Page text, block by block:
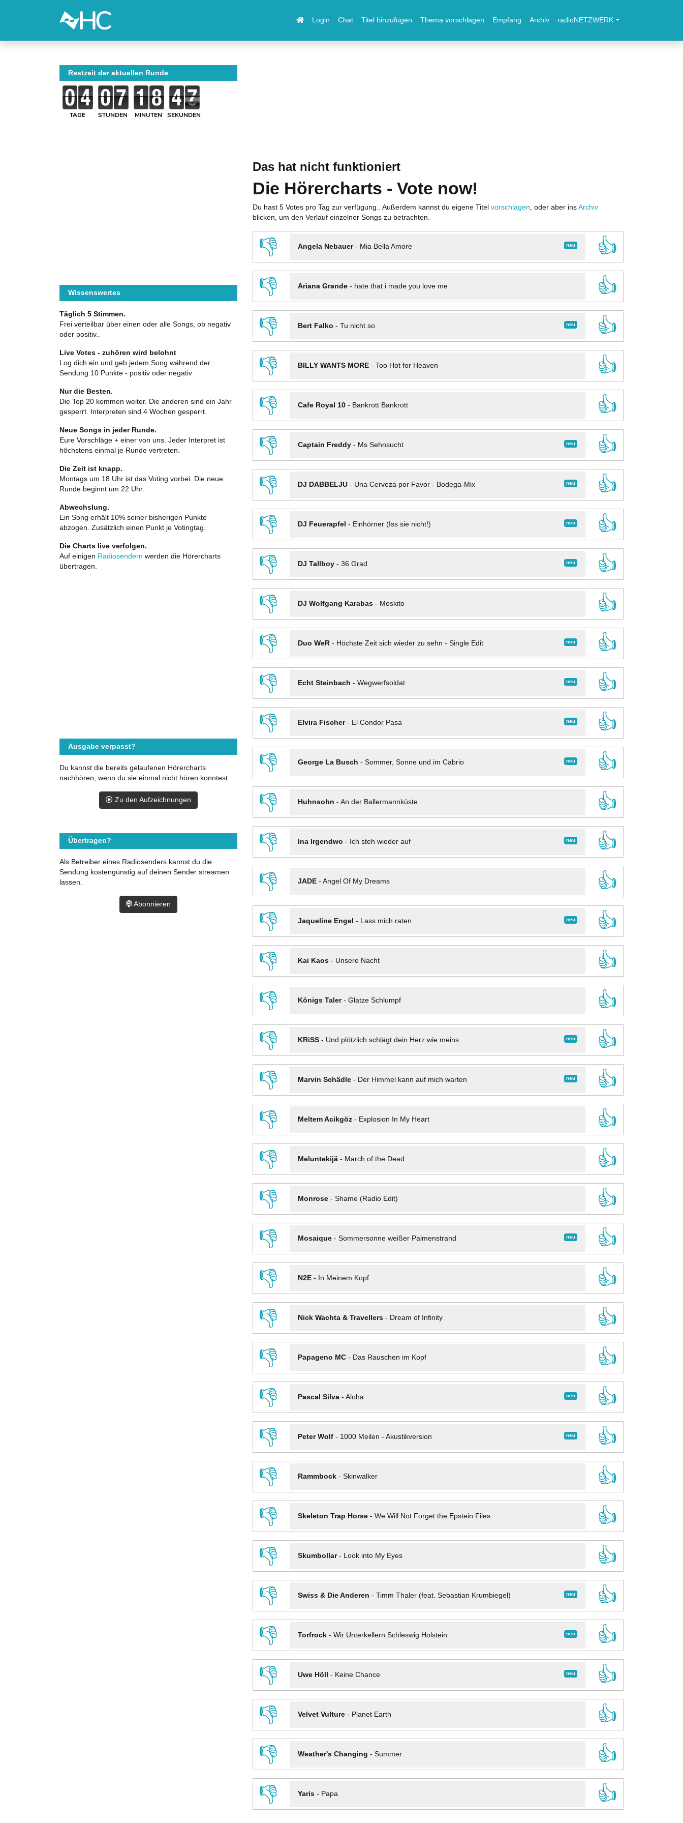
Login Chat Titel hinzufügen Thema vorschlagen Empfang Archiv radioNETZWERK
Das hat nicht funktioniert
Die Hörercharts - Vote now!
Du hast 5 Votes pro Tag zur verfügung.. Außerdem kannst du eigene Titel vorschlagen , oder aber ins Archiv
blicken, um den Verlauf einzelner Songs zu betrachten.
👎 neu
Angela Nebauer- Mia Bella Amore
👍
👎
Ariana Grande- hate that i made you love me
👍
👎
neu
Bert Falko - Tu nicht so
👍
👎
BILLY WANTS MORE- Too Hot for Heaven
👍
👎
Cafe Royal 10- Bankrott Bankrott
👍
👎
neu
Captain Freddy- Ms Sehnsucht
👍
👎
neu
DJ DABBELJU- Una Cerveza por Favor - Bodega-Mix
👍
👎
neu
DJ Feuerapfel - Einhörner (Iss sie nicht!)
👍
👎
neu
DJ Tallboy- 36 Grad
👍
👎
DJ Wolfgang Karabas- Moskito
👍
👎
neu
Duo WeR- Höchste Zeit sich wieder zu sehn - Single Edit
👍
👎
neu
Echt Steinbach - Wegwerfsoldat
👍
👎
neu
Elvira Fischer- El Condor Pasa
👍
👎
neu
George La Busch - Sommer, Sonne und im Cabrio
👍
👎
Huhnsohn - An der Ballermannküste
👍
👎
neu
Ina Irgendwo - Ich steh wieder auf
👍
👎
JADE- Angel Of My Dreams
👍
👎
neu
Jaqueline Engel - Lass mich raten
👍
👎
Kai Kaos- Unsere Nacht
👍
👎
Königs Taler- Glatze Schlumpf
👍
👎
neu
KRiSS- Und plötzlich schlägt dein Herz wie meins
👍
👎
neu
Marvin Schädle- Der Himmel kann auf mich warten
👍
👎
Meltem Acikgöz- Explosion In My Heart
👍
👎
Meluntekijä- March of the Dead
👍
👎
Monrose- Shame (Radio Edit)
👍
👎
neu
Mosaique- Sommersonne weißer Palmenstrand
👍
👎
N2E- In Meinem Kopf
👍
👎
Nick Wachta & Travellers- Dream of Infinity
👍
👎
Papageno MC- Das Rauschen im Kopf
👍
👎
neu
Pascal Silva- Aloha
👍
👎
neu
Peter Wolf- 1000 Meilen - Akustikversion
👍
👎
Rammbock- Skinwalker
👍
👎
Skeleton Trap Horse- We Will Not Forget the Epstein Files
👍
👎
Skumbollar- Look into My Eyes
👍
👎
neu
Swiss & Die Anderen - Timm Thaler (feat. Sebastian Krumbiegel)
👍
👎
neu
Torfrock- Wir Unterkellern Schleswig Holstein
👍
👎
neu
Uwe Höll - Keine Chance
👍
👎
Velvet Vulture- Planet Earth
👍
👎
Weather's Changing - Summer
👍
👎
Yaris- Papa 👍
Restzeit der aktuellen Runde
TAGE STUNDEN MINUTEN SEKUNDEN
Wissenswertes
Täglich 5 Stimmen.
Frei verteilbar über einen oder alle Songs, ob negativ
oder positiv..
Live Votes - zuhören wird belohnt
Log dich ein und geb jedem Song während der
Sendung 10 Punkte - positiv oder negativ
Nur die Besten.
Die Top 20 kommen weiter. Die anderen sind ein Jahr
gesperrt. Interpreten sind 4 Wochen gesperrt.
Neue Songs in jeder Runde.
Eure Vorschläge + einer von uns. Jeder Interpret ist
höchstens einmal je Runde vertreten.
Die Zeit ist knapp.
Montags um 18 Uhr ist das Voting vorbei. Die neue
Runde beginnt um 22 Uhr.
Abwechslung.
Ein Song erhält 10% seiner bisherigen Punkte
abzogen. Zusätzlich einen Punkt je Votingtag.
Die Charts live verfolgen.
Auf einigen Radiosendern werden die Hörercharts
übertragen.
Ausgabe verpasst?
Du kannst die bereits gelaufenen Hörercharts
nachhören, wenn du sie einmal nicht hören konntest.
Zu den Aufzeichnungen
Übertragen?
Als Betreiber eines Radiosenders kannst du die
Sendung kostengünstig auf deinen Sender streamen
lassen.
Abonnieren